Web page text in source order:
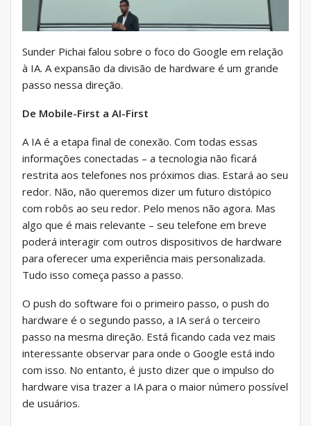
Sunder Pichai falou sobre o foco do Google em relação
à IA. A expansão da divisão de hardware é um grande
passo nessa direção.
De Mobile-First a AI-First
A IA é a etapa final de conexão. Com todas essas
informações conectadas – a tecnologia não ficará
restrita aos telefones nos próximos dias. Estará ao seu
redor. Não, não queremos dizer um futuro distópico
com robôs ao seu redor. Pelo menos não agora. Mas
algo que é mais relevante – seu telefone em breve
poderá interagir com outros dispositivos de hardware
para oferecer uma experiência mais personalizada.
Tudo isso começa passo a passo.
O push do software foi o primeiro passo, o push do
hardware é o segundo passo, a IA será o terceiro
passo na mesma direção. Está ficando cada vez mais
interessante observar para onde o Google está indo
com isso. No entanto, é justo dizer que o impulso do
hardware visa trazer a IA para o maior número possível
de usuários.